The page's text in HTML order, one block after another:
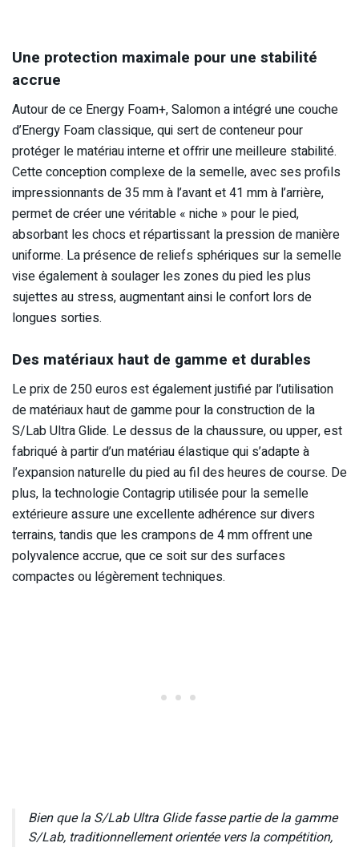
Une protection maximale pour une stabilité
accrue
Autour de ce Energy Foam+, Salomon a intégré une couche
d’Energy Foam classique, qui sert de conteneur pour
protéger le matériau interne et offrir une meilleure stabilité.
Cette conception complexe de la semelle, avec ses profils
impressionnants de 35 mm à l’avant et 41 mm à l’arrière,
permet de créer une véritable « niche » pour le pied,
absorbant les chocs et répartissant la pression de manière
uniforme. La présence de reliefs sphériques sur la semelle
vise également à soulager les zones du pied les plus
sujettes au stress, augmentant ainsi le confort lors de
longues sorties.
Des matériaux haut de gamme et durables
Le prix de 250 euros est également justifié par l’utilisation
de matériaux haut de gamme pour la construction de la
S/Lab Ultra Glide. Le dessus de la chaussure, ou upper, est
fabriqué à partir d’un matériau élastique qui s’adapte à
l’expansion naturelle du pied au fil des heures de course. De
plus, la technologie Contagrip utilisée pour la semelle
extérieure assure une excellente adhérence sur divers
terrains, tandis que les crampons de 4 mm offrent une
polyvalence accrue, que ce soit sur des surfaces
compactes ou légèrement techniques.
Bien que la S/Lab Ultra Glide fasse partie de la gamme
S/Lab, traditionnellement orientée vers la compétition,